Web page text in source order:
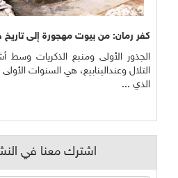
كفر رمان: من بيوت مهجورة إلى
الجذور الأولى ومنبع الذكريات وسط
التلال وعندالينابيع، هي السنوات
الذي ...
اشترك معنا في